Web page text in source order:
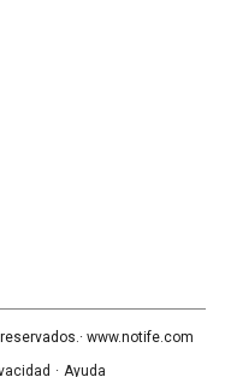
www.notife.com
· Ayuda